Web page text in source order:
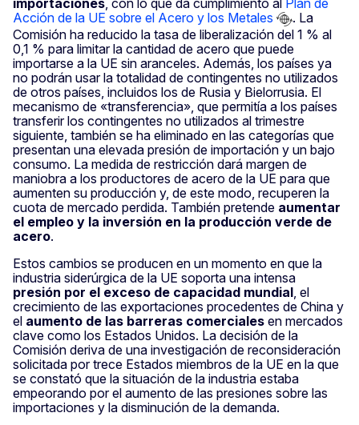
importaciones, con lo que da cumplimiento al Plan de
Acción de la UE sobre el Acero y los Metales
. La
Comisión ha reducido la tasa de liberalización del 1 % al
0,1 % para limitar la cantidad de acero que puede
importarse a la UE sin aranceles. Además, los países ya
no podrán usar la totalidad de contingentes no utilizados
de otros países, incluidos los de Rusia y Bielorrusia. El
mecanismo de «transferencia», que permitía a los países
transferir los contingentes no utilizados al trimestre
siguiente, también se ha eliminado en las categorías que
presentan una elevada presión de importación y un bajo
consumo. La medida de restricción dará margen de
maniobra a los productores de acero de la UE para que
aumenten su producción y, de este modo, recuperen la
cuota de mercado perdida. También pretende aumentar
el empleo y la inversión en la producción verde de
acero.
Estos cambios se producen en un momento en que la
industria siderúrgica de la UE soporta una intensa
presión por el exceso de capacidad mundial , el
crecimiento de las exportaciones procedentes de China y
el aumento de las barreras comerciales en mercados
clave como los Estados Unidos. La decisión de la
Comisión deriva de una investigación de reconsideración
solicitada por trece Estados miembros de la UE en la que
se constató que la situación de la industria estaba
empeorando por el aumento de las presiones sobre las
importaciones y la disminución de la demanda.